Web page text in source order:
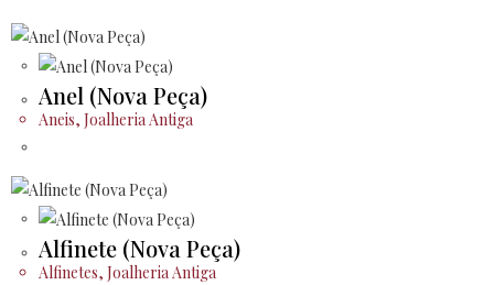
Anel (Nova Peça)
Aneis, Joalheria Antiga
Alfinete (Nova Peça)
Alfinetes, Joalheria Antiga